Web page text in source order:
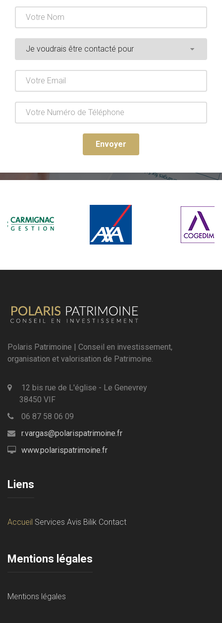
Polaris Patrimoine | Conseil en investissement,
organisation et valorisation de Patrimoine.
12 bis rue de L'église - Le Genevrey
38450 VIF
06 87 58 06 09
r.vargas@polarispatrimoine.fr
www.polarispatrimoine.fr
Liens
Accueil Services Avis Bilik Contact
Mentions légales
Mentions légales